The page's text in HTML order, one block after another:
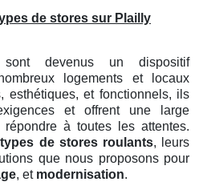
de stores sur Plailly
devenus un dispositif
logements et locaux
esthétiques, et fonctionnels, ils
et offrent une large
à toutes les attentes.
de stores roulants, leurs
que nous proposons pour
, et modernisation.